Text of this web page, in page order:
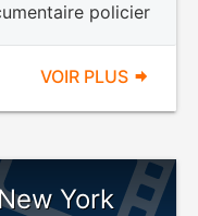
policier
VOIR PLUS
York